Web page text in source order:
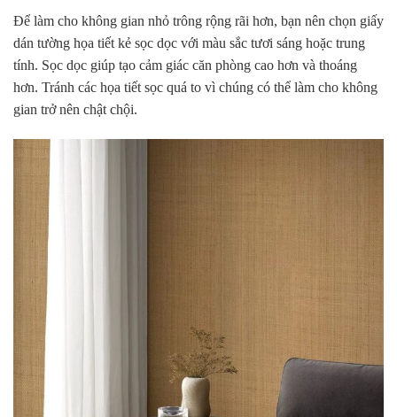
Để làm cho không gian nhỏ trông rộng rãi hơn, bạn nên chọn giấy
dán tường họa tiết kẻ sọc dọc với màu sắc tươi sáng hoặc trung
tính. Sọc dọc giúp tạo cảm giác căn phòng cao hơn và thoáng
hơn. Tránh các họa tiết sọc quá to vì chúng có thể làm cho không
gian trở nên chật chội.